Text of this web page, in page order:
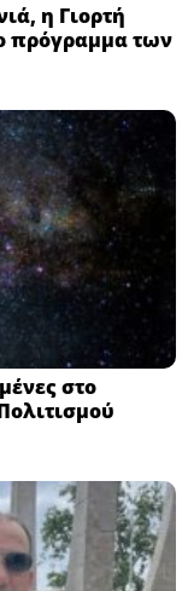
η Γιορτή
πρόγραμμα των
στο